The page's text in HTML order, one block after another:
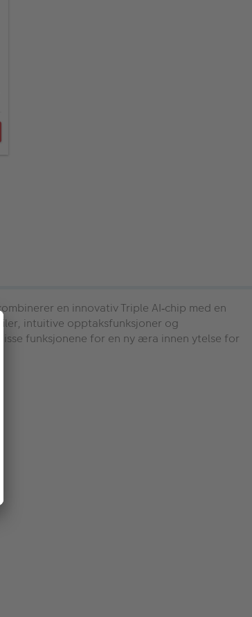
en innovativ Triple AI‑chip med en
intuitive opptaksfunksjoner og
disse funksjonene for en ny æra innen ytelse for